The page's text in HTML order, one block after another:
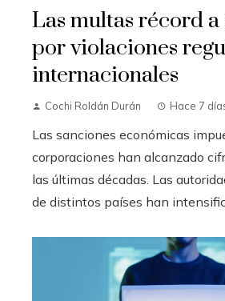
Las multas récord a
por violaciones
internacionales
Cochi Roldán Durán Hace 7
Las sanciones económicas
corporaciones han alcanzado
las últimas décadas. Las
de distintos países han